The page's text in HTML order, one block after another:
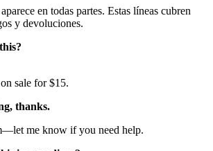
en todas partes. Estas líneas cubren
y devoluciones.
sale for $15.
thanks.
me know if you need help.